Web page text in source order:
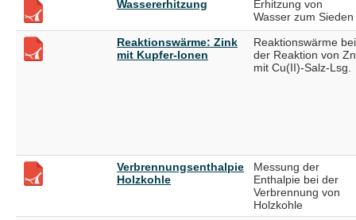
Wassererhitzung
Erhitzung von
Wasser zum Sieden
Reaktionswärme: Zink
mit Kupfer-Ionen
Reaktionswärme bei
der Reaktion von Zn
mit Cu(II)-Salz-Lsg.
Verbrennungsenthalpie
Holzkohle
Messung der
Enthalpie bei der
Verbrennung von
Holzkohle